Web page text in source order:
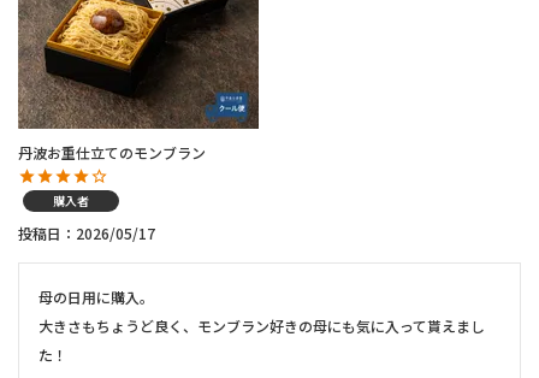
丹波お重仕立てのモンブラン
購入者
投稿日 2026/05/17
母の日用に購入。
大きさもちょうど良く、モンブラン好きの母にも気に入って貰えまし
た！